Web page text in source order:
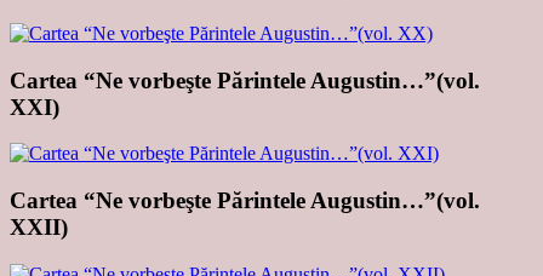
Cartea “Ne vorbeşte Părintele Augustin…”(vol.
XXI)
Cartea “Ne vorbeşte Părintele Augustin…”(vol.
XXII)